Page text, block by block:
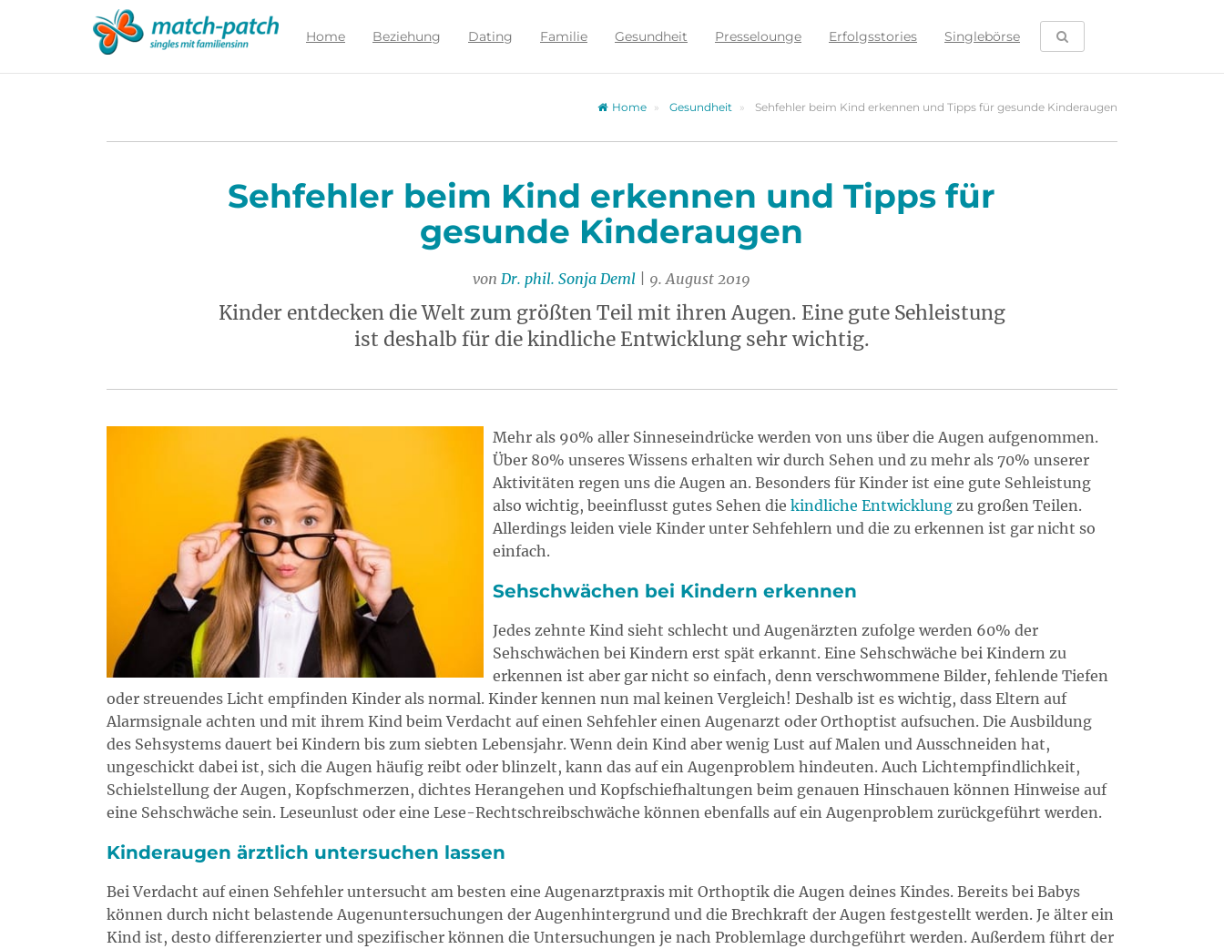
Zur
Partnersuche
Home Beziehung Dating Familie Gesundheit Presselounge Erfolgsstories Singlebörse
Home Gesundheit Sehfehler beim Kind erkennen und Tipps für gesunde Kinderaugen
Sehfehler beim Kind erkennen und Tipps für
gesunde Kinderaugen
vonDr. phil. Sonja Deml | 9. August 2019
Kinder entdecken die Welt zum größten Teil mit ihren Augen. Eine gute Sehleistung
ist deshalb für die kindliche Entwicklung sehr wichtig.
Mehr als 90% aller Sinneseindrücke werden von uns über die Augen aufgenommen.
Über 80% unseres Wissens erhalten wir durch Sehen und zu mehr als 70% unserer
Aktivitäten regen uns die Augen an. Besonders für Kinder ist eine gute Sehleistung
also wichtig, beeinflusst gutes Sehen die kindliche Entwicklung zu großen Teilen.
Allerdings leiden viele Kinder unter Sehfehlern und die zu erkennen ist gar nicht so
einfach.
Sehschwächen bei Kindern erkennen
Jedes zehnte Kind sieht schlecht und Augenärzten zufolge werden 60% der
Sehschwächen bei Kindern erst spät erkannt. Eine Sehschwäche bei Kindern zu
erkennen ist aber gar nicht so einfach, denn verschwommene Bilder, fehlende Tiefen
oder streuendes Licht empfinden Kinder als normal. Kinder kennen nun mal keinen Vergleich! Deshalb ist es wichtig, dass Eltern auf
Alarmsignale achten und mit ihrem Kind beim Verdacht auf einen Sehfehler einen Augenarzt oder Orthoptist aufsuchen. Die Ausbildung
des Sehsystems dauert bei Kindern bis zum siebten Lebensjahr. Wenn dein Kind aber wenig Lust auf Malen und Ausschneiden hat,
ungeschickt dabei ist, sich die Augen häufig reibt oder blinzelt, kann das auf ein Augenproblem hindeuten. Auch Lichtempfindlichkeit,
Schielstellung der Augen, Kopfschmerzen, dichtes Herangehen und Kopfschiefhaltungen beim genauen Hinschauen können Hinweise auf
eine Sehschwäche sein. Leseunlust oder eine Lese-Rechtschreibschwäche können ebenfalls auf ein Augenproblem zurückgeführt werden.
Kinderaugen ärztlich untersuchen lassen
Bei Verdacht auf einen Sehfehler untersucht am besten eine Augenarztpraxis mit Orthoptik die Augen deines Kindes. Bereits bei Babys
können durch nicht belastende Augenuntersuchungen der Augenhintergrund und die Brechkraft der Augen festgestellt werden. Je älter ein
Kind ist, desto differenzierter und spezifischer können die Untersuchungen je nach Problemlage durchgeführt werden. Außerdem führt der